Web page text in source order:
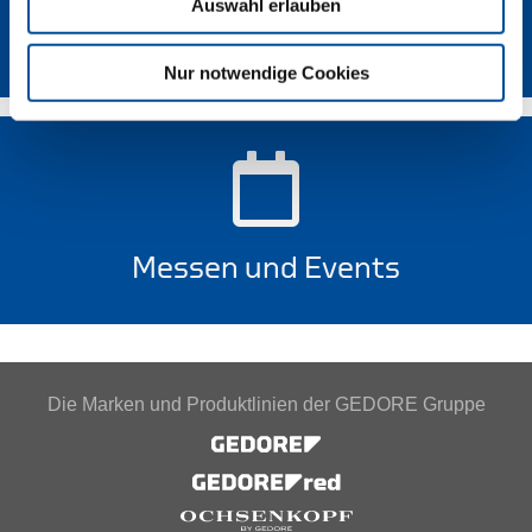
Auswahl erlauben
Nur notwendige Cookies
Lieferanten-Portal
Messen und Events
Die Marken und Produktlinien der GEDORE Gruppe